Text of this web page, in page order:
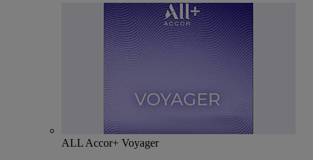
ALL Accor+ Voyager